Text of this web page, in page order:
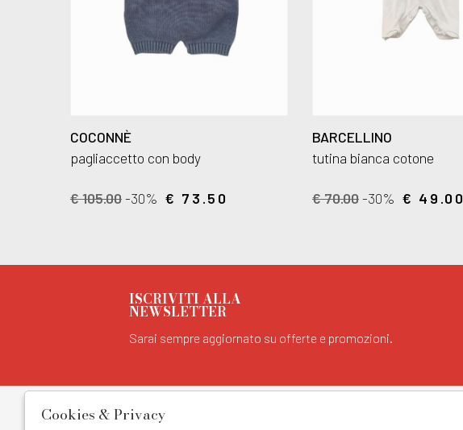
COCONNÈ
pagliaccetto con body
€ 105.00-30% € 73.50
BARCELLINO
tutina bianca cotone
€ 70.00-30% € 49.00
ISCRIVITI ALLA
NEWSLETTER
Sarai sempre aggiornato su offerte e promozioni.
Cookies & Privacy